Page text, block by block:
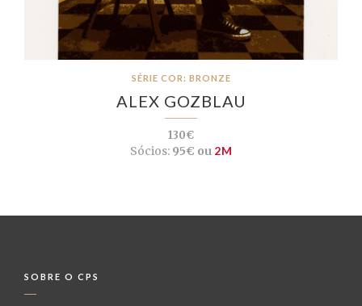
SÉRIE COR: BRONZE
ALEX GOZBLAU
130€
Sócios:95€ ou 2M
SOBRE O CPS